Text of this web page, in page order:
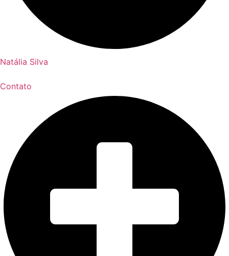
Natália Silva
Contato